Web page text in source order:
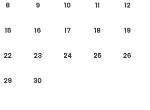
8 9 10 11 12
15 16 17 18 19
22 23 24 25 26
29 30